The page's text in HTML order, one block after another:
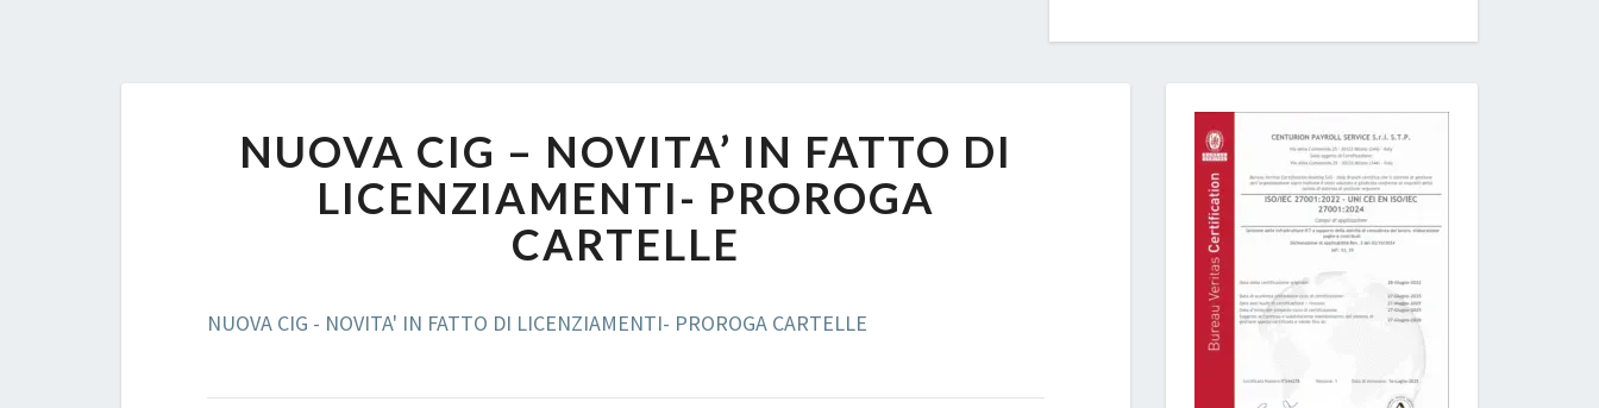
CIG
–
NOVITA’
IN
FATTO
LICENZIAMENTI-
NUOVA CIG – NOVITA’ IN FATTO DI
LICENZIAMENTI- PROROGA
CARTELLE
NUOVA CIG - NOVITA' IN FATTO DI LICENZIAMENTI- PROROGA CARTELLE